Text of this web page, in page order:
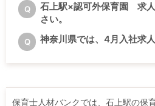
Q
石上駅×認可外保育園 求
さい。
Q 神奈川県では、4月入社求
保育士人材バンクでは、石上駅の保